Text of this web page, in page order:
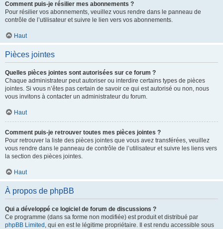
Comment puis-je résilier mes abonnements ?
Pour résilier vos abonnements, veuillez vous rendre dans le panneau de
contrôle de l’utilisateur et suivre le lien vers vos abonnements.
Haut
Pièces jointes
Quelles pièces jointes sont autorisées sur ce forum ?
Chaque administrateur peut autoriser ou interdire certains types de pièces
jointes. Si vous n’êtes pas certain de savoir ce qui est autorisé ou non, nous
vous invitons à contacter un administrateur du forum.
Haut
Comment puis-je retrouver toutes mes pièces jointes ?
Pour retrouver la liste des pièces jointes que vous avez transférées, veuillez
vous rendre dans le panneau de contrôle de l’utilisateur et suivre les liens vers
la section des pièces jointes.
Haut
À propos de phpBB
Qui a développé ce logiciel de forum de discussions ?
Ce programme (dans sa forme non modifiée) est produit et distribué par
phpBB Limited , qui en est le légitime propriétaire. Il est rendu accessible sous